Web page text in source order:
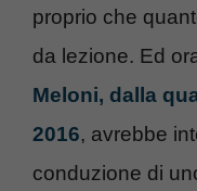
proprio che
da lezione. Ed
Meloni, dalla
2016, avrebbe
conduzione di